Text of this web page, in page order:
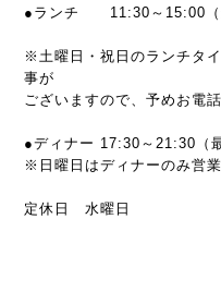
●ランチ 11:30～15:00（
※土曜日・祝日のランチタ
事が
ございますので、予めお電
●ディナー 17:30～21:30（
※日曜日はディナーのみ営業
定休日 水曜日